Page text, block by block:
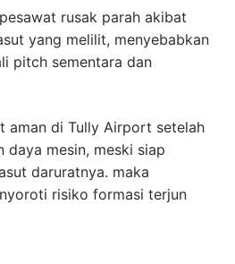
rusak parah akibat
yang melilit, menyebabkan
pitch sementara dan
aman di Tully Airport setelah
daya mesin, meski siap
daruratnya. maka
risiko formasi terjun